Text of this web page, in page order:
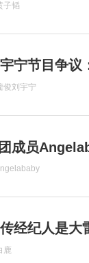
子韬
宁节目争议
俊刘宇宁
成员
经纪人是大
鹿